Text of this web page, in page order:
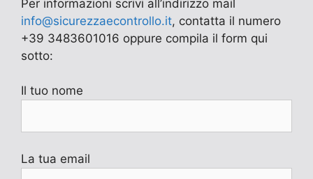
Per informazioni scrivi all’indirizzo mail
info@sicurezzaecontrollo.it, contatta il numero
+39 3483601016 oppure compila il form qui
sotto:
Il tuo nome
La tua email